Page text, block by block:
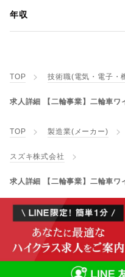
年収
TOP 技術職(電気・電子・
求人詳細 【二輪事業】二輪車ワ
TOP 製造業(メーカー)
スズキ株式会社
求人詳細 【二輪事業】二輪車ワ